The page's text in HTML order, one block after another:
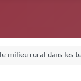
milieu rural dans les